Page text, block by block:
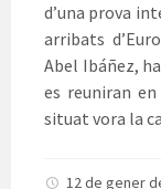
d’una prova
arribats
Abel Ibáñez,
es reuniran en
situat vora la
12 de gener